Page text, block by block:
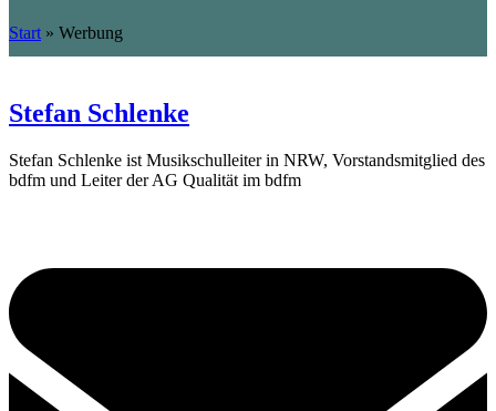
Start » Werbung
Stefan Schlenke
Stefan Schlenke ist Musikschulleiter in NRW, Vorstandsmitglied des
bdfm und Leiter der AG Qualität im bdfm